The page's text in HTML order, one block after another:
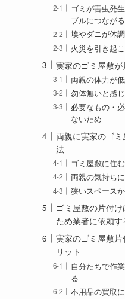
ゴミが害虫発
ブルにつながる
埃やダニが体
火災を引き起
実家のゴミ屋敷
両親の体力が
勿体無いと感
必要なもの・
ないため
両親に実家のゴ
法
ゴミ屋敷に住
両親の気持ち
狭いスペース
ゴミ屋敷の片付
ため業者に依頼
実家のゴミ屋敷
リット
自分たちで作
る
不用品の買取